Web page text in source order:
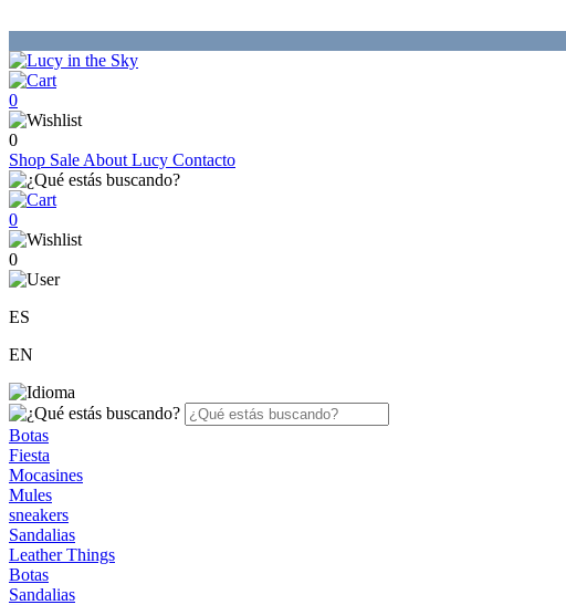
0
0
Shop Sale About Lucy Contacto
0
0
ES
EN
Botas
Fiesta
Mocasines
Mules
sneakers
Sandalias
Leather Things
Botas
Sandalias